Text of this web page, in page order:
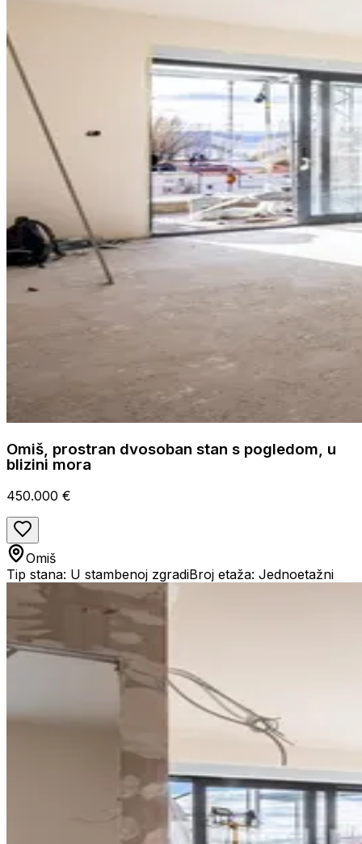
Omiš, prostran dvosoban stan s pogledom, u
blizini mora
450.000 €
Omiš
Tip stana: U stambenoj zgradiBroj etaža: Jednoetažni